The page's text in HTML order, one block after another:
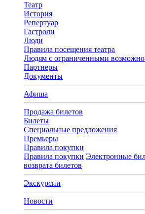
Театр
История
Репертуар
Гастроли
Люди
Правила посещения театра
Людям с ограниченными
Партнеры
Документы
Афиша
Продажа билетов
Билеты
Специальные предложения
Премьеры
Правила покупки
Правила покупки Электронные
возврата билетов
Экскурсии
Новости